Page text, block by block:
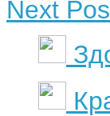
Next